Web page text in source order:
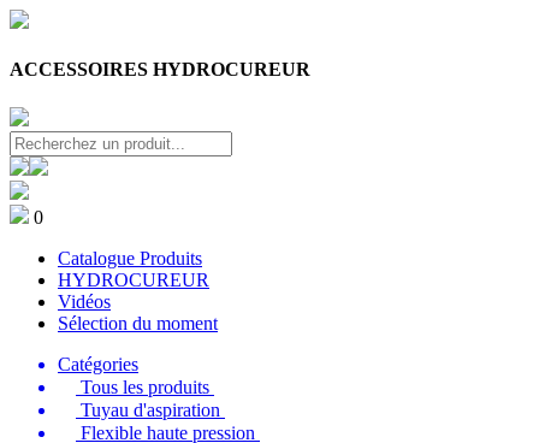
ACCESSOIRES HYDROCUREUR
0
Catalogue Produits
HYDROCUREUR
Vidéos
Sélection du moment
Catégories
Tous les produits
Tuyau d'aspiration
Flexible haute pression